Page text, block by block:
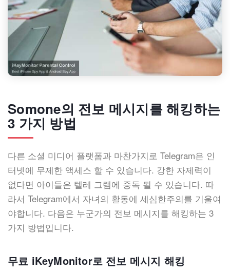
Somone의 전보 메시지를 해킹하는
3 가지 방법
다른 소셜 미디어 플랫폼과 마찬가지로 Telegram은 인
터넷에 무제한 액세스 할 수 있습니다. 강한 자제력이
없다면 아이들은 텔레 그램에 중독 될 수 있습니다. 따
라서 Telegram에서 자녀의 활동에 세심한주의를 기울여
야합니다. 다음은 누군가의 전보 메시지를 해킹하는 3
가지 방법입니다.
무료 iKeyMonitor로 전보 메시지 해킹